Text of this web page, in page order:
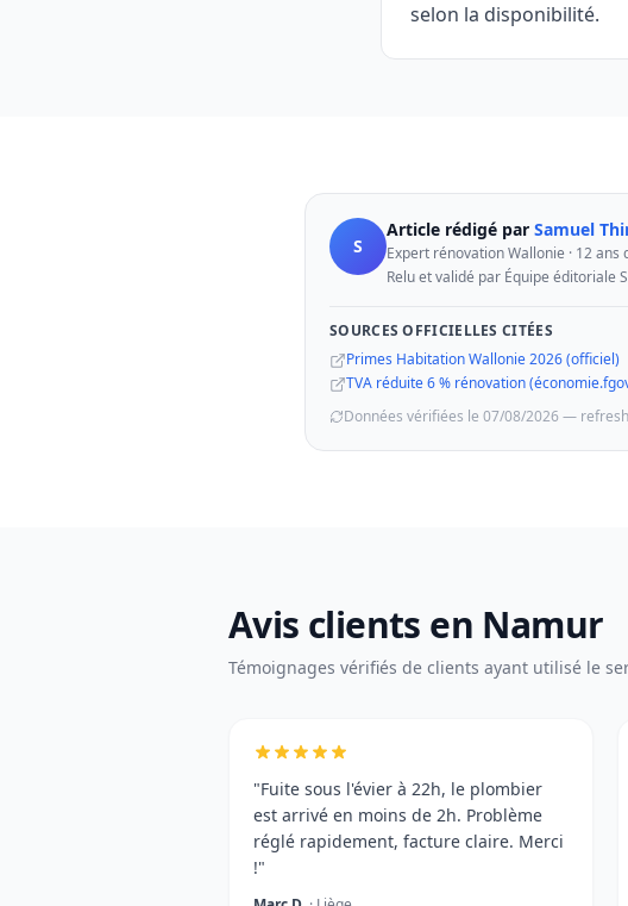
selon la disponibilité.
S
Article rédigé par Samuel
Expert rénovation Wallonie · 12 ans
Relu et validé par Équipe éditoriale
SOURCES OFFICIELLES CITÉES
Primes Habitation Wallonie 2026 (officiel)
TVA réduite 6 % rénovation
Données vérifiées le 07/08/2026 —
Avis clients en Namur
Témoignages vérifiés de clients ayant utilisé le
"Fuite sous l'évier à 22h, le plombier
est arrivé en moins de 2h. Problème
réglé rapidement, facture claire. Merci
!"